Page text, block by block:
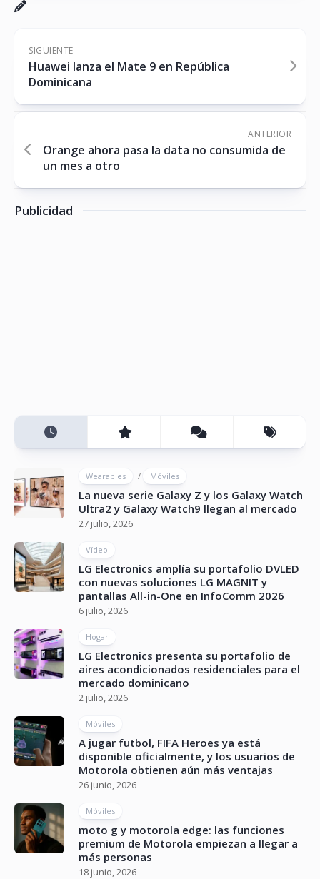
SIGUIENTE
Huawei lanza el Mate 9 en República
Dominicana
ANTERIOR
Orange ahora pasa la data no consumida de
un mes a otro
Publicidad
Wearables / Móviles
La nueva serie Galaxy Z y los Galaxy Watch
Ultra2 y Galaxy Watch9 llegan al mercado
27 julio, 2026
Vídeo
LG Electronics amplía su portafolio DVLED
con nuevas soluciones LG MAGNIT y
pantallas All-in-One en InfoComm 2026
6 julio, 2026
Hogar
LG Electronics presenta su portafolio de
aires acondicionados residenciales para el
mercado dominicano
2 julio, 2026
Móviles
A jugar futbol, FIFA Heroes ya está
disponible oficialmente, y los usuarios de
Motorola obtienen aún más ventajas
26 junio, 2026
Móviles
moto g y motorola edge: las funciones
premium de Motorola empiezan a llegar a
más personas
18 junio, 2026